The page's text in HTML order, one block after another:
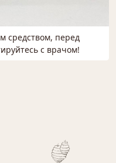
средством, перед
с врачом!